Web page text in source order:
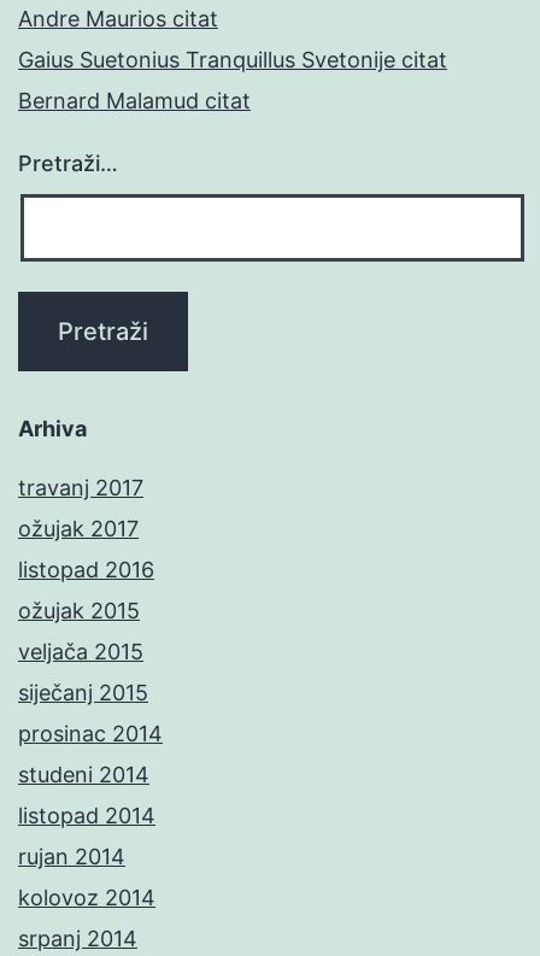
Andre Maurios citat
Gaius Suetonius Tranquillus Svetonije citat
Bernard Malamud citat
Pretraži…
Arhiva
travanj 2017
ožujak 2017
listopad 2016
ožujak 2015
veljača 2015
siječanj 2015
prosinac 2014
studeni 2014
listopad 2014
rujan 2014
kolovoz 2014
srpanj 2014